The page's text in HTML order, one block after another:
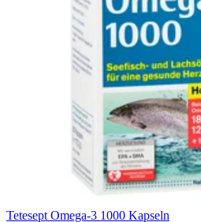
Tetesept Omega-3 1000 Kapseln